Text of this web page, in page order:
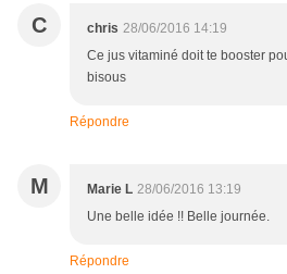
C chris 28/06/2016 14:19
Ce jus vitaminé doit te booster
bisous
Répondre
M Marie L 28/06/2016 13:19
Une belle idée !! Belle journée.
Répondre